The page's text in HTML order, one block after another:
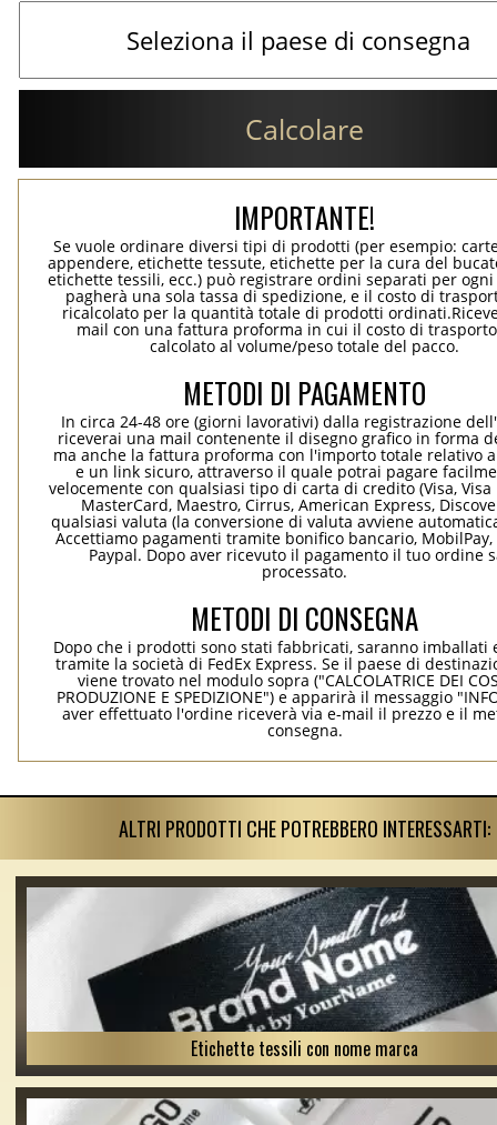
Calcolare
IMPORTANTE!
Se vuole ordinare diversi tipi di prodotti (per esempio:
appendere, etichette tessute, etichette per la cura del
etichette tessili, ecc.) può registrare ordini separati per
pagherà una sola tassa di spedizione, e il costo di
ricalcolato per la quantità totale di prodotti
mail con una fattura proforma in cui il costo di
calcolato al volume/peso totale del pacco.
METODI DI PAGAMENTO
In circa 24-48 ore (giorni lavorativi) dalla registrazione
riceverai una mail contenente il disegno grafico in forma
ma anche la fattura proforma con l'importo totale relativo
e un link sicuro, attraverso il quale potrai pagare
velocemente con qualsiasi tipo di carta di credito (Visa, Visa
MasterCard, Maestro, Cirrus, American Express,
qualsiasi valuta (la conversione di valuta avviene
Accettiamo pagamenti tramite bonifico bancario, MobilPay,
Paypal. Dopo aver ricevuto il pagamento il tuo ordine
processato.
METODI DI CONSEGNA
Dopo che i prodotti sono stati fabbricati, saranno imballati
tramite la società di FedEx Express. Se il paese di
viene trovato nel modulo sopra ("CALCOLATRICE DEI
PRODUZIONE E SPEDIZIONE") e apparirà il messaggio
aver effettuato l'ordine riceverà via e-mail il prezzo e il
consegna.
ALTRI PRODOTTI CHE POTREBBERO INTERESSARTI:
Etichette tessili con nome marca